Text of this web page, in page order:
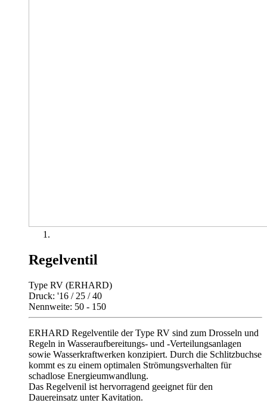
Regelventil
Type RV (ERHARD)
Druck: '16 / 25 / 40
Nennweite: 50 - 150
ERHARD Regelventile der Type RV sind zum Drosseln und
Regeln in Wasseraufbereitungs- und -Verteilungsanlagen
sowie Wasserkraftwerken konzipiert. Durch die Schlitzbuchse
kommt es zu einem optimalen Strömungsverhalten für
schadlose Energieumwandlung.
Das Regelvenil ist hervorragend geeignet für den
Dauereinsatz unter Kavitation.